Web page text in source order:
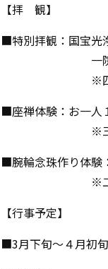
【拝 観】
■特別拝観：国宝光
一院につき
※四名以上か
■座禅体験：お一人
※三名以上か
■腕輪念珠作り体験
※二名以上か
【行事予定】
■3月下旬〜４月初